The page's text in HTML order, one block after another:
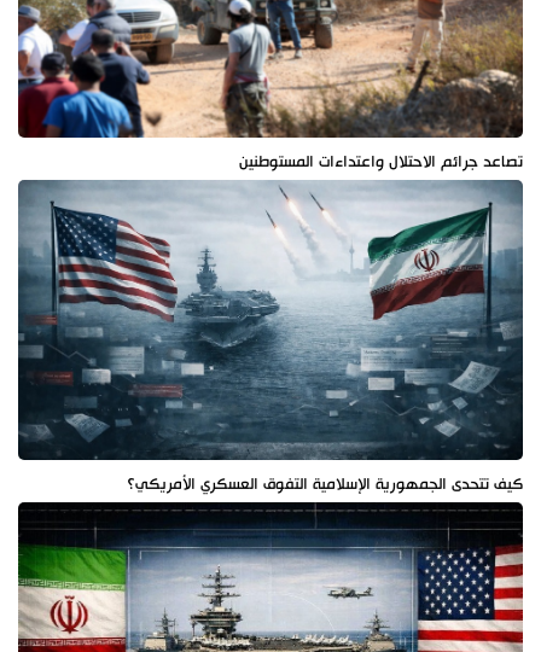
تصاعد جرائم الاحتلال واعتداءات المستوطنين
كيف تتحدى الجمهورية الإسلامية التفوق العسكري الأمريكي؟